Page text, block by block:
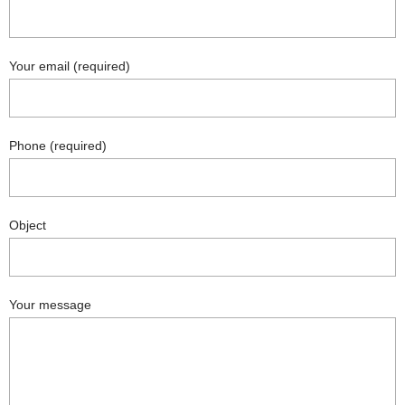
Your email (required)
Phone (required)
Object
Your message